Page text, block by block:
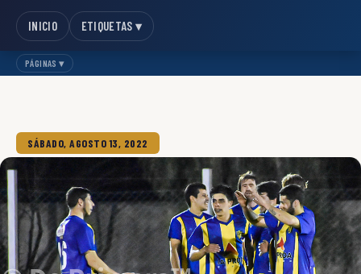
INICIO ETIQUETAS ▾
PÁGINAS ▾
SÁBADO, AGOSTO 13, 2022